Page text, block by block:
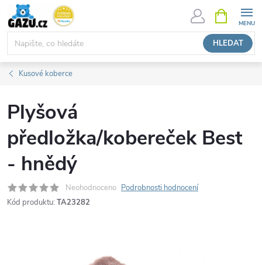
Přejít
obsah
HLEDAT
NÁKUPNÍ
KOŠÍK
Kusové koberce
Plyšová
předložka/kobereček Best
- hnědý
Neohodnoceno Podrobnosti hodnocení
Kód produktu: TA23282